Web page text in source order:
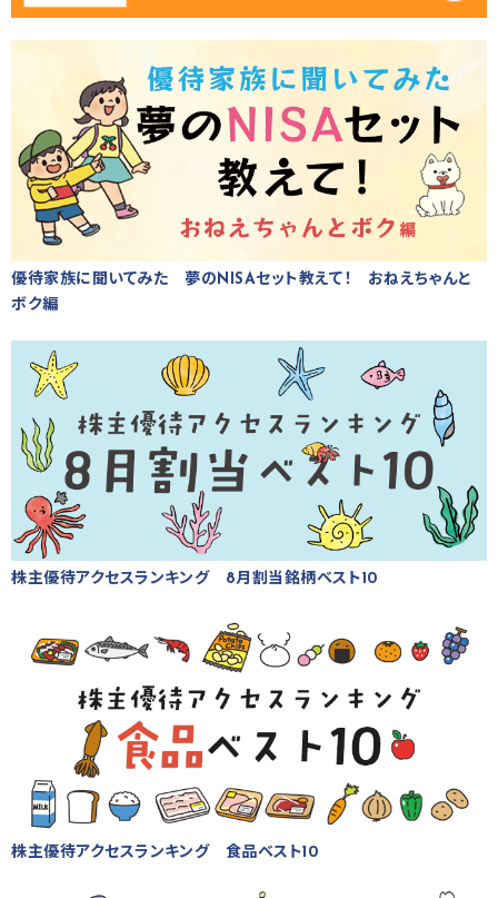
優待家族に聞いてみた 夢のNISAセット教えて！ おねえちゃんと
ボク編
株主優待アクセスランキング 8月割当銘柄ベスト10
株主優待アクセスランキング 食品ベスト10